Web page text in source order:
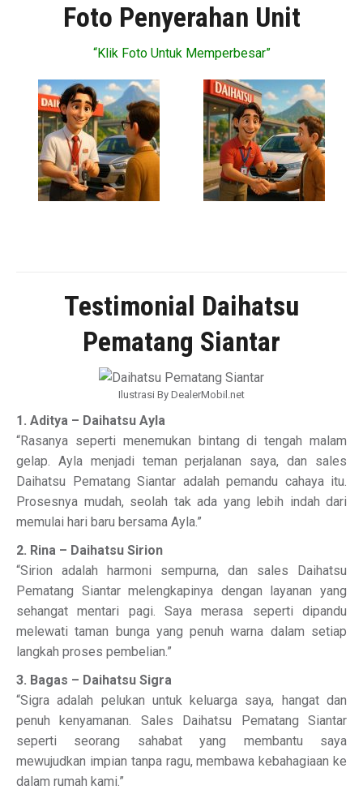
Foto Penyerahan Unit
“Klik Foto Untuk Memperbesar”
Testimonial Daihatsu
Pematang Siantar
Ilustrasi By DealerMobil.net
1. Aditya – Daihatsu Ayla
“Rasanya seperti menemukan bintang di tengah malam
gelap. Ayla menjadi teman perjalanan saya, dan sales
Daihatsu Pematang Siantar adalah pemandu cahaya itu.
Prosesnya mudah, seolah tak ada yang lebih indah dari
memulai hari baru bersama Ayla.”
2. Rina – Daihatsu Sirion
“Sirion adalah harmoni sempurna, dan sales Daihatsu
Pematang Siantar melengkapinya dengan layanan yang
sehangat mentari pagi. Saya merasa seperti dipandu
melewati taman bunga yang penuh warna dalam setiap
langkah proses pembelian.”
3. Bagas – Daihatsu Sigra
“Sigra adalah pelukan untuk keluarga saya, hangat dan
penuh kenyamanan. Sales Daihatsu Pematang Siantar
seperti seorang sahabat yang membantu saya
mewujudkan impian tanpa ragu, membawa kebahagiaan ke
dalam rumah kami.”